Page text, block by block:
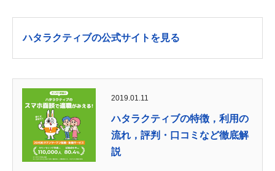
ハタラクティブの公式サイトを見る
2019.01.11
ハタラクティブの特徴，利用の
流れ，評判・口コミなど徹底解
説